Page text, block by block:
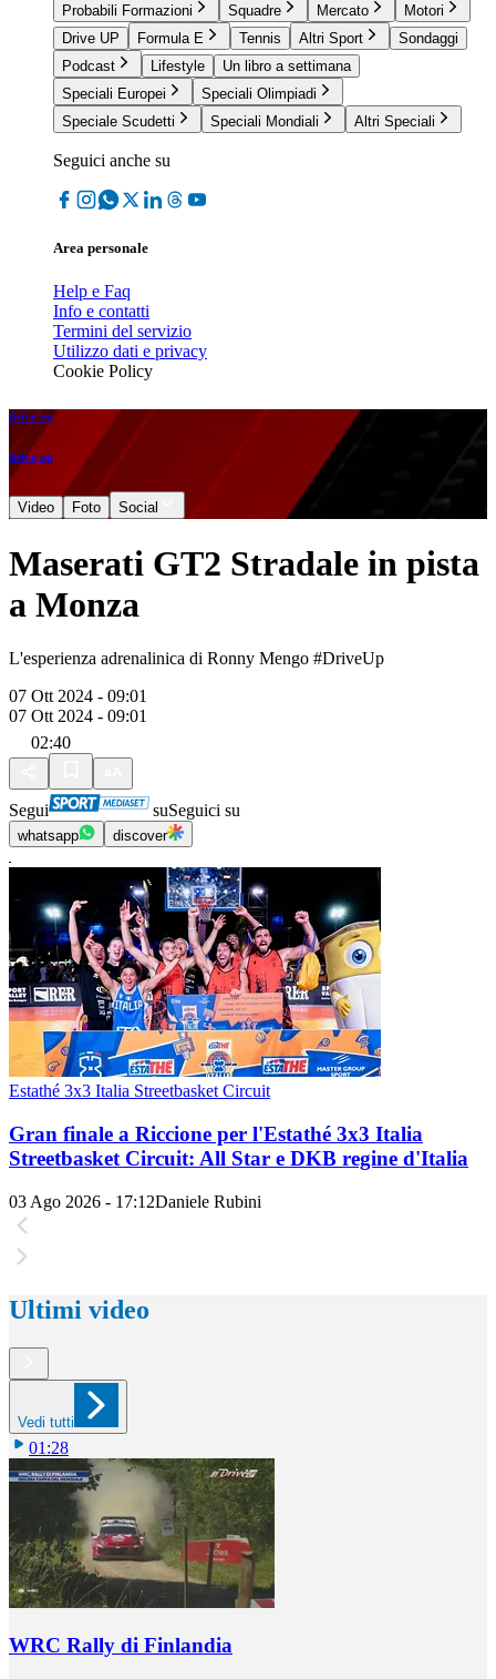
Probabili Formazioni
Squadre Mercato
Motori
Drive UP
Formula E Tennis Altri Sport
Sondaggi
Podcast
Lifestyle
Un libro a settimana
Speciali Europei
Speciali Olimpiadi
Speciale Scudetti
Speciali Mondiali Altri Speciali
Seguici anche su
Area personale
Help e Faq
Info e contatti
Termini del servizio
Utilizzo dati e privacy
Cookie Policy
drive up
drive up
Video Foto Social
Maserati GT2 Stradale in pista
a Monza
L'esperienza adrenalinica di Ronny Mengo #DriveUp
07 Ott 2024 - 09:01
07 Ott 2024 - 09:01
02:40
Segui suSeguici su
whatsapp discover
Estathé 3x3 Italia Streetbasket Circuit
Gran finale a Riccione per l'Estathé 3x3 Italia
Streetbasket Circuit: All Star e DKB regine d'Italia
03 Ago 2026 - 17:12Daniele Rubini
Ultimi video
Vedi tutti
01:28
WRC Rally di Finlandia